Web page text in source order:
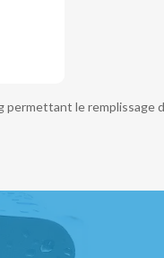
le remplissage